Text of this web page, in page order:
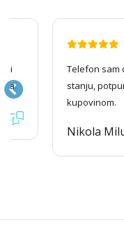
Telefon sam
stanju,
kupovinom.
Nikola